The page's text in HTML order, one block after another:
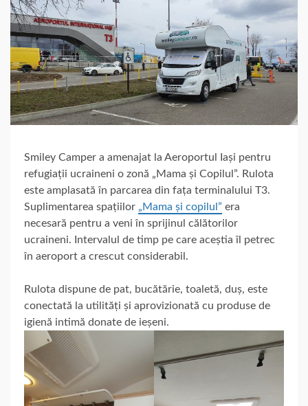
Smiley Camper a amenajat la Aeroportul Iași pentru
refugiații ucraineni o zonă „Mama și Copilul”. Rulota
este amplasată în parcarea din fața terminalului T3.
Suplimentarea spațiilor „Mama și copilul” era
necesară pentru a veni în sprijinul călătorilor
ucraineni. Intervalul de timp pe care aceștia îl petrec
în aeroport a crescut considerabil.
Rulota dispune de pat, bucătărie, toaletă, duș, este
conectată la utilități și aprovizionată cu produse de
igienă intimă donate de ieșeni.